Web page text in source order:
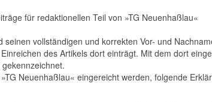
für redaktionellen Teil von »TG Neuenhaßlau«
vollständigen und korrekten Vor- und
des Artikels dort einträgt. Mit dem dort
Neuenhaßlau« eingereicht werden, folgende